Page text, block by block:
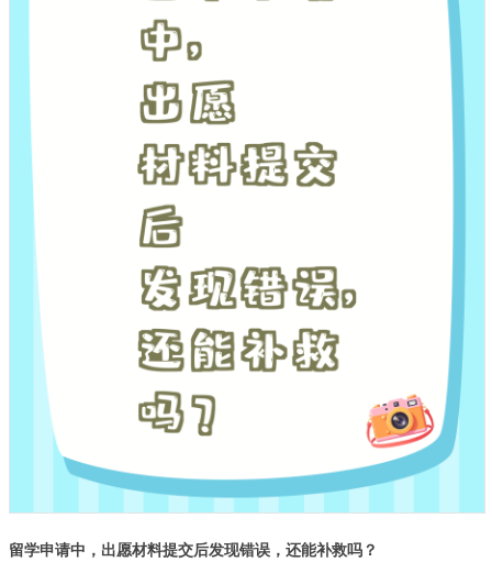
留学申请中，出愿材料提交后发现错误，还能补救吗？